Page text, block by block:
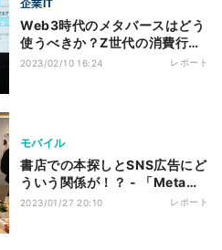
企業IT
Web3時代のメタバースはどう
使うべきか？Z世代の消費行動
から見る将来性
2023/02/10 16:24 レポート
モバイル
書店での本探しとSNS広告にど
ういう関係が！？ - 「Meta
Bookstore」の狙い
2023/01/27 20:10 レポート